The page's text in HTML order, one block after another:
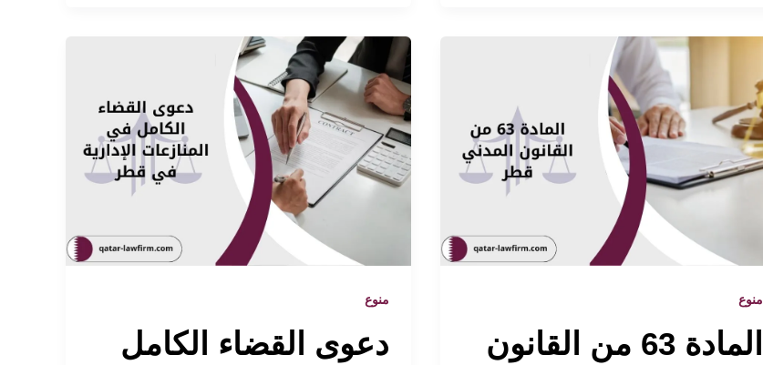
منوع
المادة 63 من القانون
منوع
دعوى القضاء الكامل